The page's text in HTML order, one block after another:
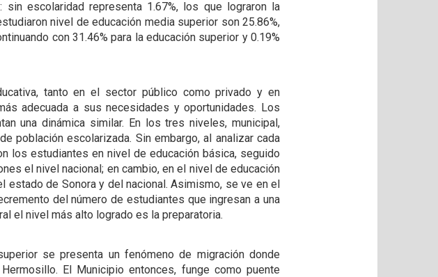
escolaridad representa 1.67%, los que lograron la
nivel de educación media superior son 25.86%,
con 31.46% para la educación superior y 0.19%
tanto en el sector público como privado y en
adecuada a sus necesidades y oportunidades. Los
una dinámica similar. En los tres niveles, municipal,
población escolarizada. Sin embargo, al analizar cada
los estudiantes en nivel de educación básica, seguido
el nivel nacional; en cambio, en el nivel de educación
de Sonora y del nacional. Asimismo, se ve en el
del número de estudiantes que ingresan a una
el nivel más alto logrado es la preparatoria.
se presenta un fenómeno de migración donde
El Municipio entonces, funge como puente